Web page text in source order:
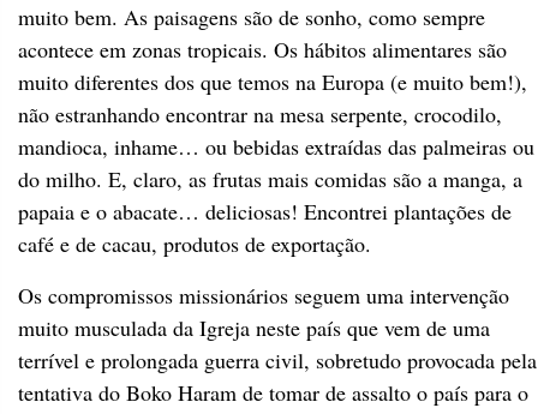
muito bem. As paisagens são de sonho, como sempre
acontece em zonas tropicais. Os hábitos alimentares são
muito diferentes dos que temos na Europa (e muito bem!),
não estranhando encontrar na mesa serpente, crocodilo,
mandioca, inhame… ou bebidas extraídas das palmeiras ou
do milho. E, claro, as frutas mais comidas são a manga, a
papaia e o abacate… deliciosas! Encontrei plantações de
café e de cacau, produtos de exportação.
Os compromissos missionários seguem uma intervenção
muito musculada da Igreja neste país que vem de uma
terrível e prolongada guerra civil, sobretudo provocada pela
tentativa do Boko Haram de tomar de assalto o país para o